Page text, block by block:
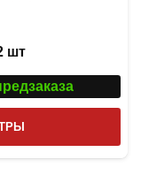
шт
товар